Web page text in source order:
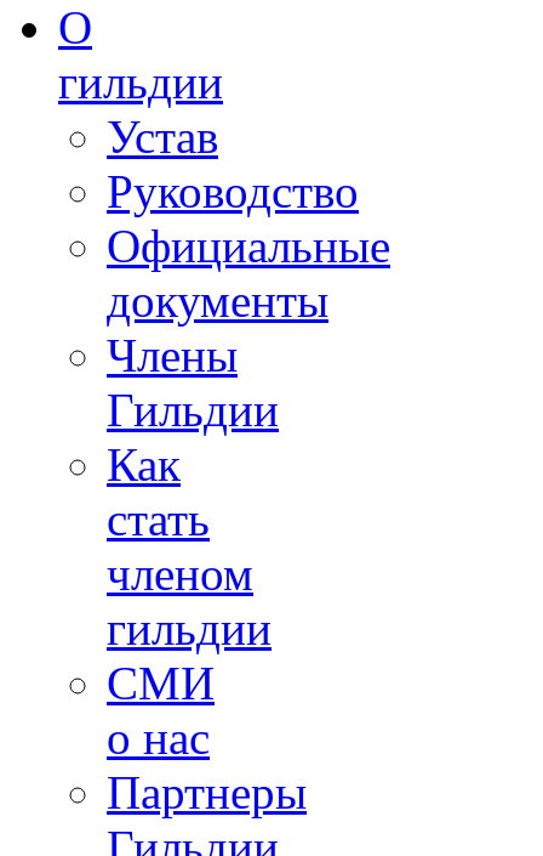
О
гильдии
Устав
Руководство
Официальные
документы
Члены
Гильдии
Как
стать
членом
гильдии
СМИ
о нас
Партнеры